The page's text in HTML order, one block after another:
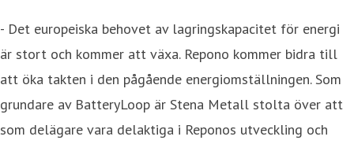
- Det europeiska behovet av lagringskapacitet för energi
är stort och kommer att växa. Repono kommer bidra till
att öka takten i den pågående energiomställningen. Som
grundare av BatteryLoop är Stena Metall stolta över att
som delägare vara delaktiga i Reponos utveckling och